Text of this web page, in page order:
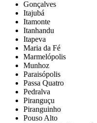
Gonçalves
Itajubá
Itamonte
Itanhandu
Itapeva
Maria da Fé
Marmelópolis
Munhoz
Paraisópolis
Passa Quatro
Pedralva
Piranguçu
Piranguinho
Pouso Alto